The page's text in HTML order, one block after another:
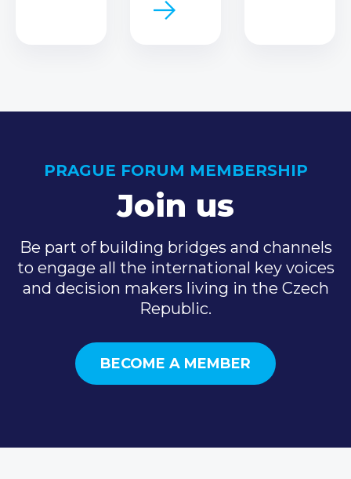
PRAGUE FORUM MEMBERSHIP
Join us
Be part of building bridges and channels
to engage all the international key voices
and decision makers living in the Czech
Republic.
BECOME A MEMBER